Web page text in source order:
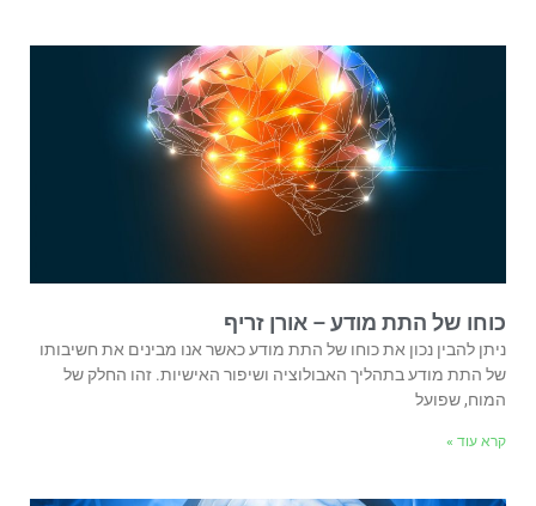
כוחו של התת מודע – אורן זריף
ניתן להבין נכון את כוחו של התת מודע כאשר אנו מבינים את חשיבותו
של התת מודע בתהליך האבולוציה ושיפור האישיות. זהו החלק של
המוח, שפועל
קרא עוד »